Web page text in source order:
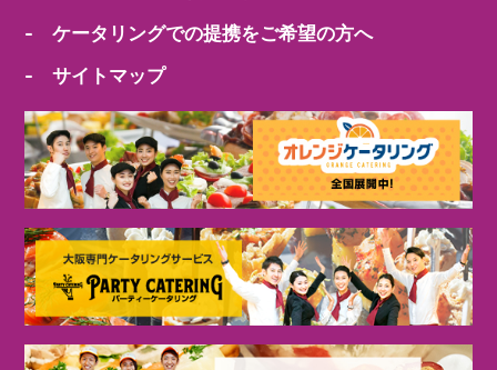
- ケータリングでの提携をご希望の方へ
- サイトマップ